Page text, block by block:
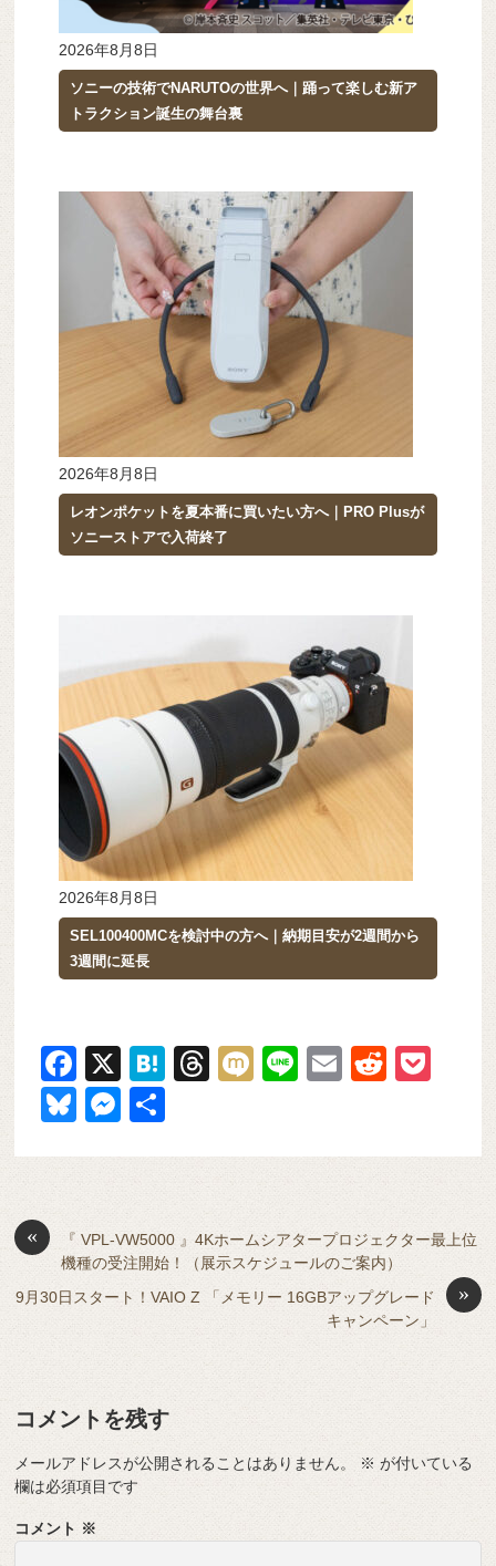
2026年8月8日
ソニーの技術でNARUTOの世界へ｜踊って楽しむ新ア
トラクション誕生の舞台裏
2026年8月8日
レオンポケットを夏本番に買いたい方へ｜PRO Plusが
ソニーストアで入荷終了
2026年8月8日
SEL100400MCを検討中の方へ｜納期目安が2週間から
3週間に延長
F
a
c
e
o
o
k
X
H
n
T
a
s
M
Li
E
R
di et
Bl
y
M
n
g
er
«
『 VPL-VW5000 』4Kホームシアタープロジェクター最上位
機種の受注開始！（展示スケジュールのご案内）
»
9月30日スタート！VAIO Z 「メモリー 16GBアップグレード
キャンペーン」
コメントを残す
メールアドレスが公開されることはありません。 ※ が付いている
欄は必須項目です
コメント ※